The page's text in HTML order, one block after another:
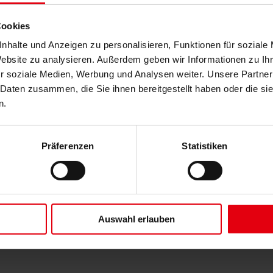
und Anzeigen zu personalisieren, Funktionen für soziale
zu analysieren. Außerdem geben wir Informationen zu
soziale Medien, Werbung und Analysen weiter. Unsere
zusammen, die Sie ihnen bereitgestellt haben oder die
Präferenzen Statistiken
Auswahl erlauben